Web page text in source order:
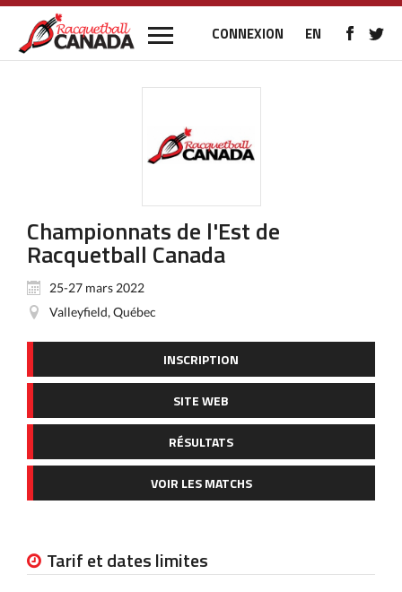
CONNEXION EN
Championnats de l'Est de
Racquetball Canada
25-27 mars 2022
Valleyfield, Québec
INSCRIPTION
SITE WEB
RÉSULTATS
VOIR LES MATCHS
Tarif et dates limites